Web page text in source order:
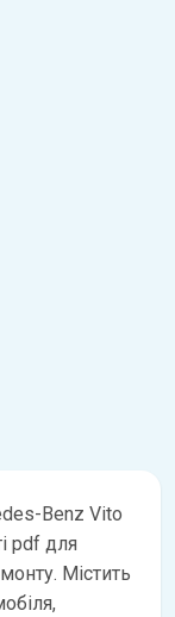
Benz Vito
pdf для
Містить